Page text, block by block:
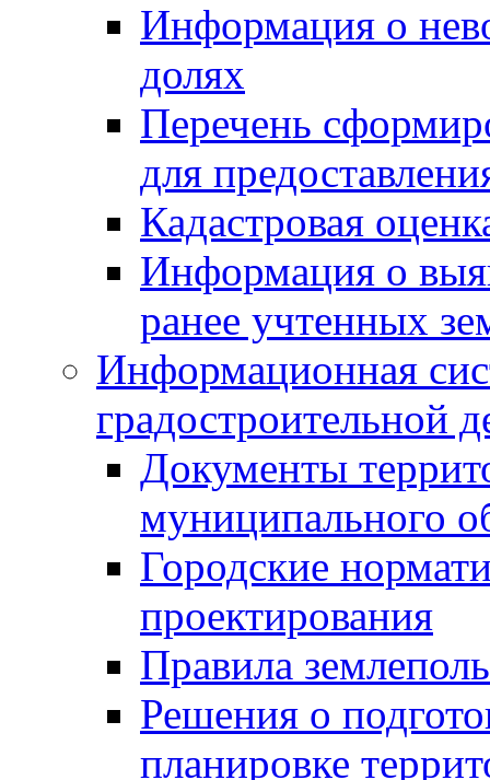
Информация о
долях
Перечень
для
Кадастровая
Информация о
ранее учтенных
Информационная
градостроительной
Документы
муниципального
Городские
проектирования
Правила
Решения о
планировке